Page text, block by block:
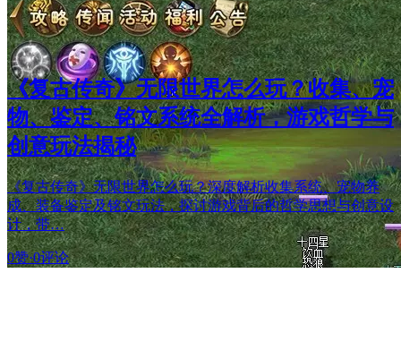
《复古传奇》无限世界怎么玩？收集、宠
物、鉴定、铭文系统全解析，游戏哲学与
创意玩法揭秘
《复古传奇》无限世界怎么玩？深度解析收集系统、宠物养
成、装备鉴定及铭文玩法，探讨游戏背后的哲学思想与创意设
计，带…
0赞·0评论